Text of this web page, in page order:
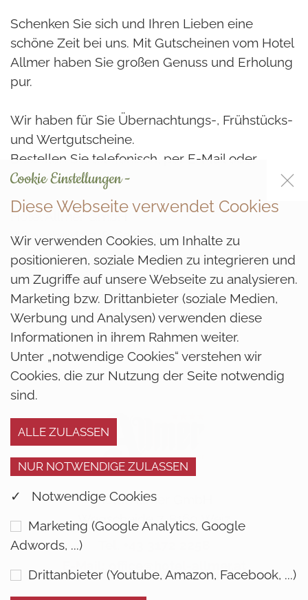
Schenken Sie sich und Ihren Lieben eine
schöne Zeit bei uns. Mit Gutscheinen vom Hotel
Allmer haben Sie großen Genuss und Erholung
pur.
Wir haben für Sie Übernachtungs-, Frühstücks-
und Wertgutscheine.
Bestellen Sie telefonisch, per E-Mail oder
kommen Sie vorbei!
Hotel Allmer GmbH
Wegscheide 7, 8160 Weiz
Tel. +43 3172 2258
E-Mail:office@hotel-allmer.at
Hotel Allmer GmbH
Wegscheide 7, 8160 Weiz
Cookie Einstellungen -
Diese Webseite verwendet Cookies
Wir verwenden Cookies, um Inhalte zu
positionieren, soziale Medien zu integrieren und
um Zugriffe auf unsere Webseite zu analysieren.
Marketing bzw. Drittanbieter (soziale Medien,
Werbung und Analysen) verwenden diese
Informationen in ihrem Rahmen weiter.
Unter „notwendige Cookies“ verstehen wir
Cookies, die zur Nutzung der Seite notwendig
sind.
✓ Notwendige Cookies
Marketing (Google Analytics, Google
Adwords, ...)
Drittanbieter (Youtube, Amazon, Facebook, ...)